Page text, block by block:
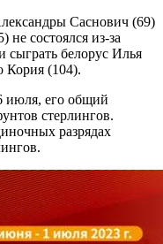
Саснович (69)
состоялся из-за
сыграть белорус Илья
Кория (104).
июля, его общий
стерлингов.
разрядах